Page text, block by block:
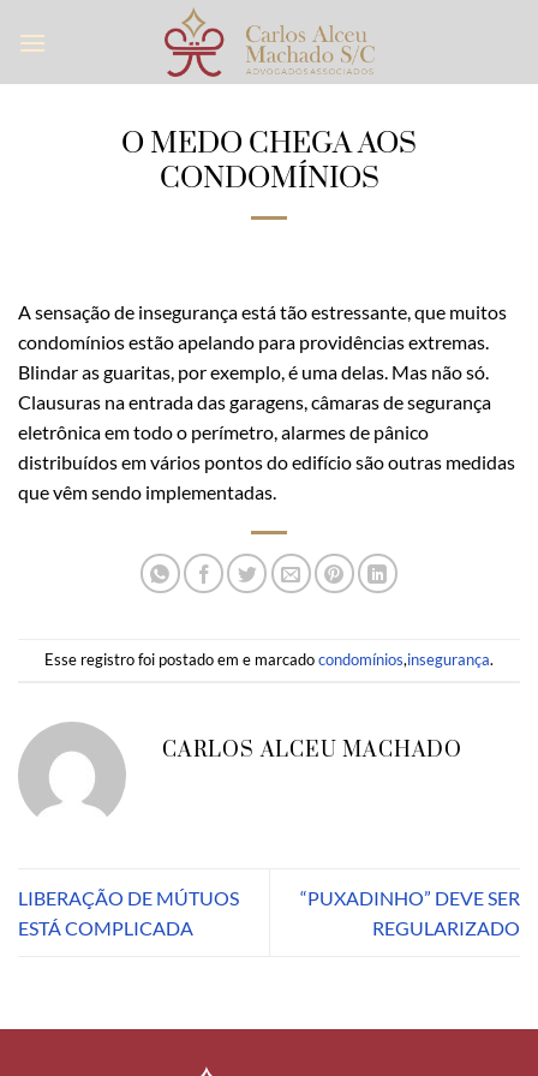
O MEDO CHEGA AOS
CONDOMÍNIOS
A sensação de insegurança está tão estressante, que muitos
condomínios estão apelando para providências extremas.
Blindar as guaritas, por exemplo, é uma delas. Mas não só.
Clausuras na entrada das garagens, câmaras de segurança
eletrônica em todo o perímetro, alarmes de pânico
distribuídos em vários pontos do edifício são outras medidas
que vêm sendo implementadas.
Esse registro foi postado em e marcadocondomínios,insegurança.
CARLOS ALCEU MACHADO
LIBERAÇÃO DE MÚTUOS
ESTÁ COMPLICADA
“PUXADINHO” DEVE SER
REGULARIZADO